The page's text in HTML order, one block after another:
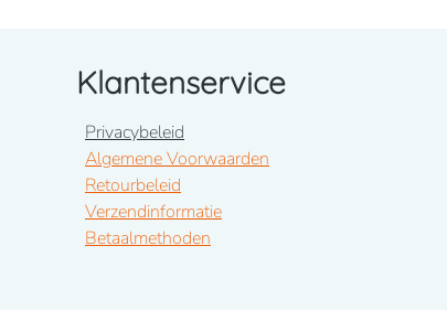
Klantenservice
Privacybeleid
Algemene Voorwaarden
Retourbeleid
Verzendinformatie
Betaalmethoden